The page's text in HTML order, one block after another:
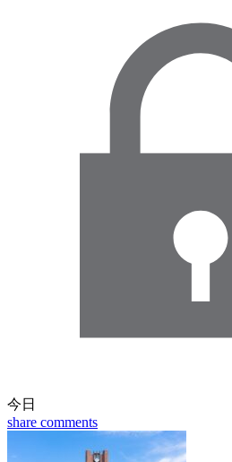
今日
share comments